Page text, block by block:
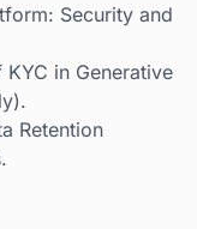
Security and
in Generative
Retention